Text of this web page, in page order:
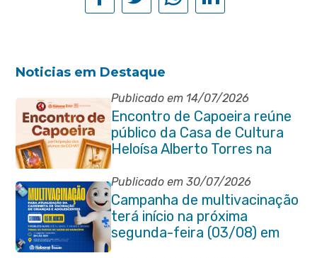
Noticias em Destaque
Publicado em 14/07/2026
Encontro de Capoeira reúne
público da Casa de Cultura
Heloísa Alberto Torres na
Praça Marechal Floriano
Peixoto
Publicado em 30/07/2026
Campanha de multivacinação
terá início na próxima
segunda-feira (03/08) em
Itaboraí